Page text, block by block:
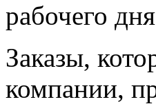
рабочего
Заказы,
компании,